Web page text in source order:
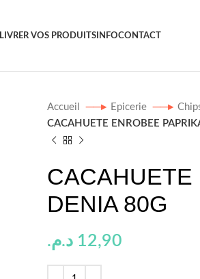
LIVRER VOS PRODUITS INFOCONTACT
Accueil Epicerie
CACAHUETE ENROBEE
CACAHUETE
DENIA 80G
12,90 د.م.